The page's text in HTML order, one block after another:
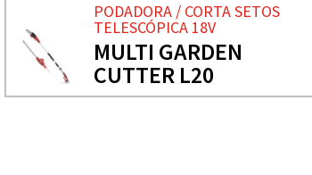
PODADORA / CORTA SETOS
TELESCÓPICA 18V
MULTI GARDEN
CUTTER L20